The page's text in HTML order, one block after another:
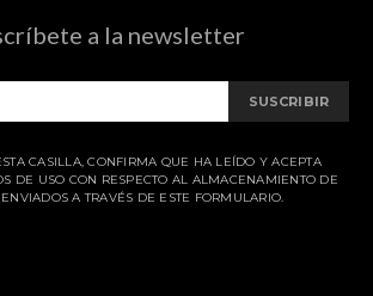
a la newsletter
SUSCRIBIR
CASILLA, CONFIRMA QUE HA LEÍDO Y ACEPTA
DE USO CON RESPECTO AL ALMACENAMIENTO DE
ENVIADOS A TRAVÉS DE ESTE FORMULARIO.